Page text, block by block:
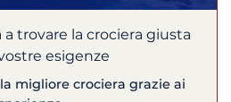
a trovare la crociera giusta
esigenze
migliore crociera grazie ai